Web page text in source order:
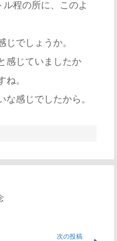
程の所に、このよ
でしょうか。
感じていましたか
。
感じでしたから。
次の投稿